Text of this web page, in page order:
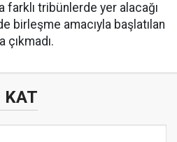
farklı tribünlerde yer alacağı
birleşme amacıyla başlatılan
KAT